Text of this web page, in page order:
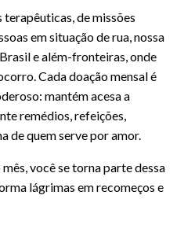
de missões
em situação de rua, nossa
e além-fronteiras, onde
Cada doação mensal é
mantém acesa a
remédios, refeições,
de quem serve por amor.
você se torna parte dessa
lágrimas em recomeços e